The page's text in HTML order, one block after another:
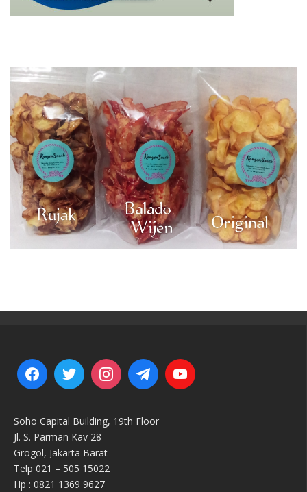
Soho Capital Building, 19th Floor
Jl. S. Parman Kav 28
Grogol, Jakarta Barat
Telp 021 – 505 15022
Hp : 0821 1369 9627